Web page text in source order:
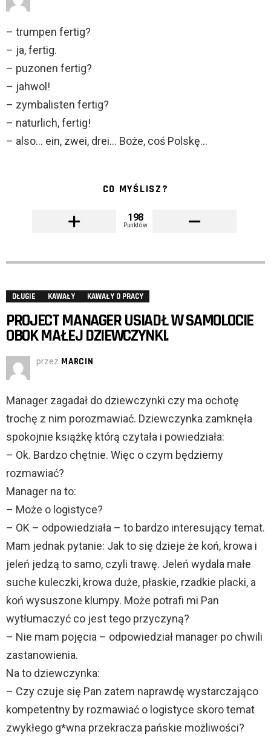
– trumpen fertig?
– ja, fertig.
– puzonen fertig?
– jahwol!
– zymbalisten fertig?
– naturlich, fertig!
– also… ein, zwei, drei… Boże, coś Polskę…
CO MYŚLISZ?
198
Punktów
DŁUGIE KAWAŁY KAWAŁY O PRACY
PROJECT MANAGER USIADŁ W SAMOLOCIE
OBOK MAŁEJ DZIEWCZYNKI.
przez MARCIN
Manager zagadał do dziewczynki czy ma ochotę
trochę z nim porozmawiać. Dziewczynka zamknęła
spokojnie książkę którą czytała i powiedziała:
– Ok. Bardzo chętnie. Więc o czym będziemy
rozmawiać?
Manager na to:
– Może o logistyce?
– OK – odpowiedziała – to bardzo interesujący temat.
Mam jednak pytanie: Jak to się dzieje że koń, krowa i
jeleń jedzą to samo, czyli trawę. Jeleń wydala małe
suche kuleczki, krowa duże, płaskie, rzadkie placki, a
koń wysuszone klumpy. Może potrafi mi Pan
wytłumaczyć co jest tego przyczyną?
– Nie mam pojęcia – odpowiedział manager po chwili
zastanowienia.
Na to dziewczynka:
– Czy czuje się Pan zatem naprawdę wystarczająco
kompetentny by rozmawiać o logistyce skoro temat
zwykłego g*wna przekracza pańskie możliwości?